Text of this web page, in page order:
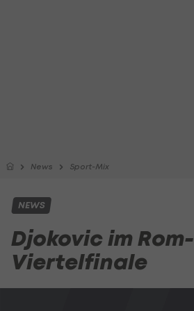
News Sport-Mix
NEWS
Djokovic im Rom-
Viertelfinale